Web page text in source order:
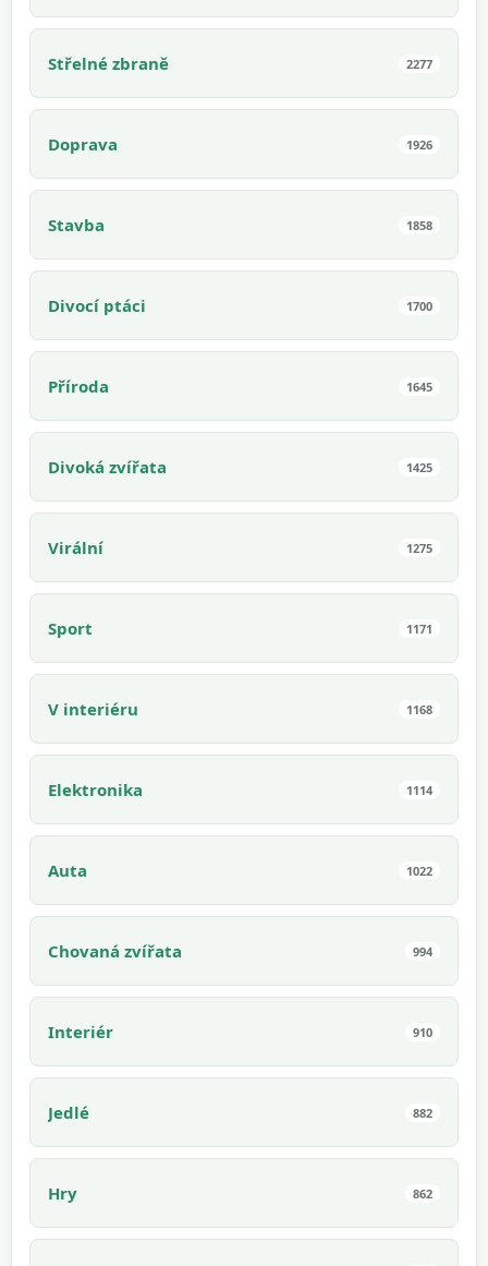
Střelné zbraně 2277
Doprava 1926
Stavba 1858
Divocí ptáci 1700
Příroda 1645
Divoká zvířata 1425
Virální 1275
Sport 1171
V interiéru 1168
Elektronika 1114
Auta 1022
Chovaná zvířata 994
Interiér 910
Jedlé 882
Hry 862